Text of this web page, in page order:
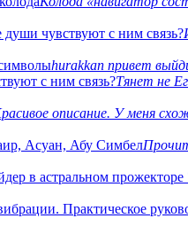
чувствуют с ним связь?
hurakkan привет
с ним связь?Тянет не
описание. У меня
Асуан, Абу Симбел
в астральном прожекторе
Практическое